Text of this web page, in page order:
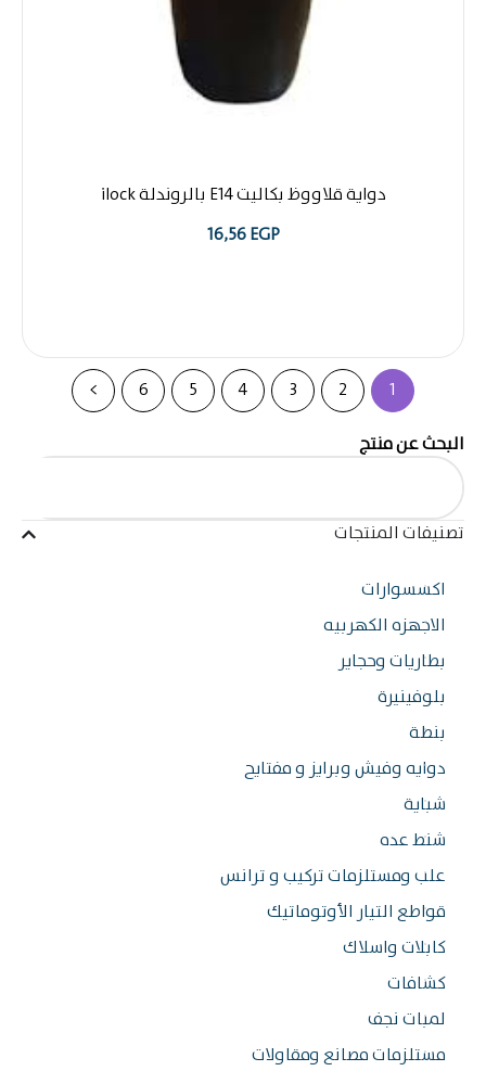
عن منتج
المنتجات
الكهربيه
وحجاير
وفيش وبرايز و مفتايح
عده
ومستلزمات تركيب و ترانس
التيار الأوتوماتيك
واسلاك
نجف
مصانع ومقاولات
دواية قلاووظ بكاليت E14 بالروندلة ilock
16,56
2
3
4
5
6
>